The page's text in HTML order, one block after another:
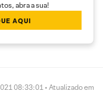
abra a sua!
AQUI
08:33:01 • Atualizado em